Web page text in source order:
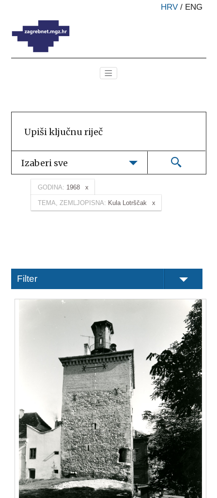
HRV / ENG
Izaberi sve
GODINA: 1968
TEMA, ZEMLJOPISNA: Kula Lotrščak
Filter